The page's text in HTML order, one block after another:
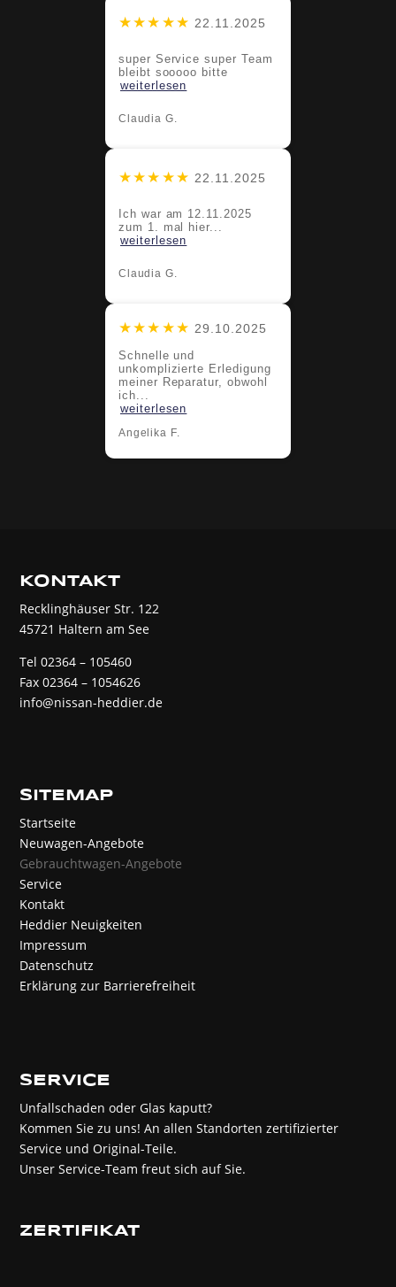
★★★★★ 22.11.2025
super Service super Team
bleibt sooooo bitte
weiterlesen
Claudia G.
★★★★★ 22.11.2025
Ich war am 12.11.2025
zum 1. mal hier...
weiterlesen
Claudia G.
★★★★★ 29.10.2025
Schnelle und
unkomplizierte Erledigung
meiner Reparatur, obwohl
ich...
weiterlesen
Angelika F.
KONTAKT
Recklinghäuser Str. 122
45721 Haltern am See
Tel 02364 – 105460
Fax 02364 – 1054626
info@nissan-heddier.de
SITEMAP
Startseite
Neuwagen-Angebote
Gebrauchtwagen-Angebote
Service
Kontakt
Heddier Neuigkeiten
Impressum
Datenschutz
Erklärung zur Barrierefreiheit
SERVICE
Unfallschaden oder Glas kaputt?
Kommen Sie zu uns! An allen Standorten zertifizierter
Service und Original-Teile.
Unser Service-Team freut sich auf Sie.
ZERTIFIKAT